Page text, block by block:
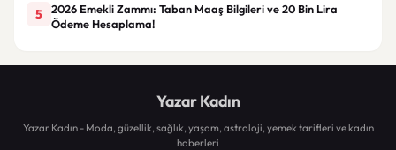
5
2026 Emekli Zammı: Taban Maaş Bilgileri ve 20 Bin Lira
Ödeme Hesaplama!
Yazar Kadın
Yazar Kadın - Moda, güzellik, sağlık, yaşam, astroloji, yemek tarifleri ve kadın
haberleri